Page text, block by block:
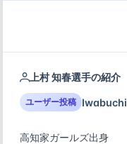
上村 知春選手の紹介
ユーザー投稿 Iwabuchi
高知家ガールズ出身